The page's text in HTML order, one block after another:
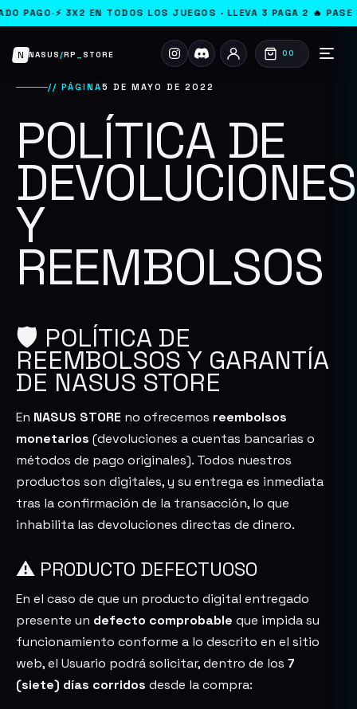
·⚡ 3X2 EN TODOS LOS JUEGOS · LLEVA 3 PAGA 2 🔥 PASE
N NASUS/RP STORE 00
// PÁGINA5 DE MAYO DE 2022
POLÍTICA DE
DEVOLUCIONES
Y
REEMBOLSOS
🛡️ POLÍTICA DE
REEMBOLSOS Y GARANTÍA
DE NASUS STORE
En NASUS STORE no ofrecemos reembolsos
monetarios (devoluciones a cuentas bancarias o
métodos de pago originales). Todos nuestros
productos son digitales, y su entrega es inmediata
tras la confirmación de la transacción, lo que
inhabilita las devoluciones directas de dinero.
⚠️ PRODUCTO DEFECTUOSO
En el caso de que un producto digital entregado
presente un defecto comprobable que impida su
funcionamiento conforme a lo descrito en el sitio
web, el Usuario podrá solicitar, dentro de los 7
(siete) días corridos desde la compra: